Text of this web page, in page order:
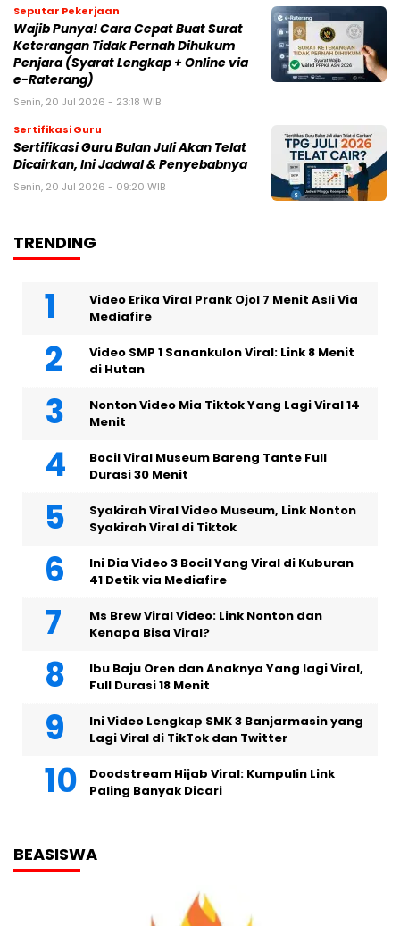
Seputar Pekerjaan
Wajib Punya! Cara Cepat Buat Surat
Keterangan Tidak Pernah Dihukum
Penjara (Syarat Lengkap + Online via
e-Raterang)
Senin, 20 Jul 2026 - 23:18 WIB
Sertifikasi Guru
Sertifikasi Guru Bulan Juli Akan Telat
Dicairkan, Ini Jadwal & Penyebabnya
Senin, 20 Jul 2026 - 09:20 WIB
TRENDING
Video Erika Viral Prank Ojol 7 Menit Asli Via
Mediafire
Video SMP 1 Sanankulon Viral: Link 8 Menit
di Hutan
Nonton Video Mia Tiktok Yang Lagi Viral 14
Menit
Bocil Viral Museum Bareng Tante Full
Durasi 30 Menit
Syakirah Viral Video Museum, Link Nonton
Syakirah Viral di Tiktok
Ini Dia Video 3 Bocil Yang Viral di Kuburan
41 Detik via Mediafire
Ms Brew Viral Video: Link Nonton dan
Kenapa Bisa Viral?
Ibu Baju Oren dan Anaknya Yang lagi Viral,
Full Durasi 18 Menit
Ini Video Lengkap SMK 3 Banjarmasin yang
Lagi Viral di TikTok dan Twitter
Doodstream Hijab Viral: Kumpulin Link
Paling Banyak Dicari
BEASISWA